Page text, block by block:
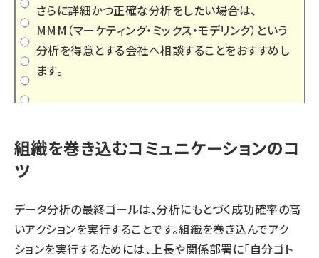
さらに詳細かつ正確な分析をしたい場合は、
MMM（マーケティング・ミックス・モデリング）という
分析を得意とする会社へ相談することをおすすめし
ます。
組織を巻き込むコミュニケーションのコ
ツ
データ分析の最終ゴールは、分析にもとづく成功確率の高
いアクションを実行することです。組織を巻き込んでアク
ションを実行するためには、上長や関係部署に「自分ゴト